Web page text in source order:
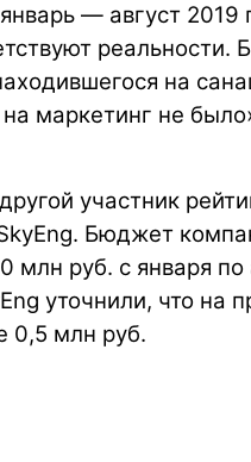
— август 2019
реальности.
на
маркетинг не
участник
Бюджет
руб. с января по
уточнили, что на
0,5 млн руб.